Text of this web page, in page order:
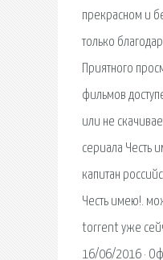
прекрасном и
только
Приятного
фильмов
или не
сериала Честь
капитан
Честь имею!.
torrent уже
16/06/2016 ·